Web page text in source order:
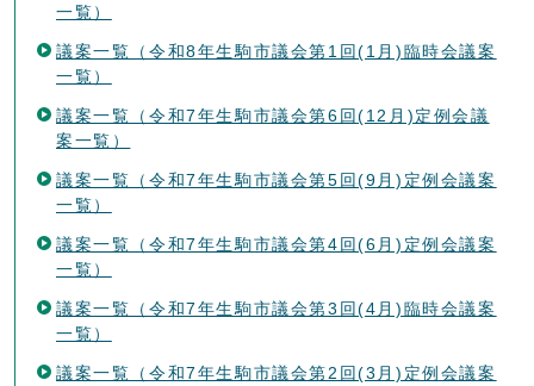
一覧）
議案一覧（令和8年生駒市議会第1回(1月)臨時会議案
一覧）
議案一覧（令和7年生駒市議会第6回(12月)定例会議
案一覧）
議案一覧（令和7年生駒市議会第5回(9月)定例会議案
一覧）
議案一覧（令和7年生駒市議会第4回(6月)定例会議案
一覧）
議案一覧（令和7年生駒市議会第3回(4月)臨時会議案
一覧）
議案一覧（令和7年生駒市議会第2回(3月)定例会議案